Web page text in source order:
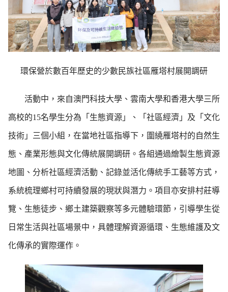
環保營於數百年歷史的少數民族社區雁塔村展開調研
活動中，來自澳門科技大學、雲南大學和香港大學三所
高校的15名學生分為「生態資源」、「社區經濟」及「文化
技術」三個小組，在當地社區指導下，圍繞雁塔村的自然生
態、產業形態與文化傳統展開調研。各組通過繪製生態資源
地圖、分析社區經濟活動、記錄並活化傳統手工藝等方式，
系統梳理鄉村可持續發展的現狀與潛力。項目亦安排村莊導
覽、生態徒步、鄉土建築觀察等多元體驗環節，引導學生從
日常生活與社區場景中，具體理解資源循環、生態維護及文
化傳承的實際運作。